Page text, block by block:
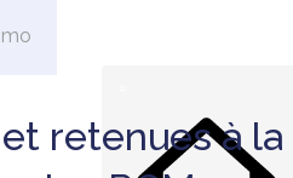
retenues à la